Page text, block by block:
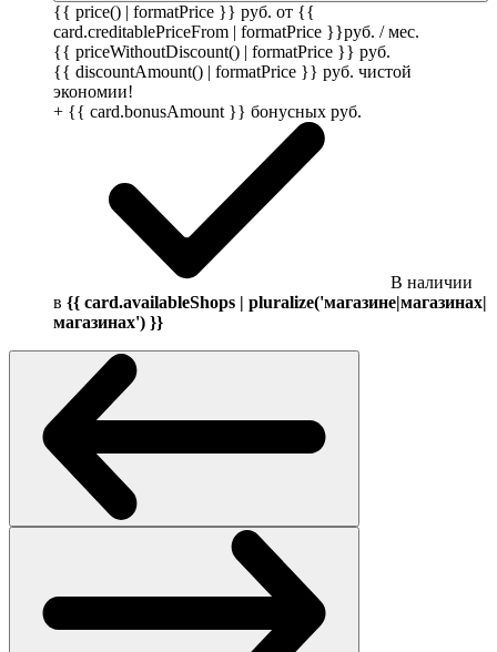
{{ price() | formatPrice }} руб. от {{
card.creditablePriceFrom | formatPrice }}руб. / мес.
{{ priceWithoutDiscount() | formatPrice }} руб.
{{ discountAmount() | formatPrice }} руб. чистой
экономии!
+ {{ card.bonusAmount }} бонусных руб.
В наличии
в {{ card.availableShops | pluralize('магазине|магазинах|
магазинах') }}